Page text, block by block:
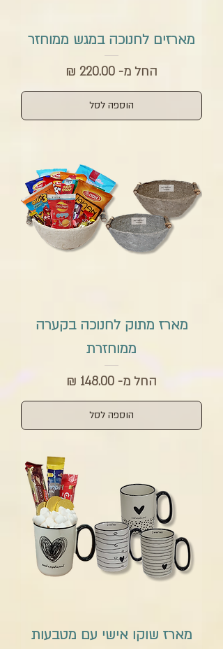
מארזים לחנוכה במגש ממוחזר
החל מ-
מחיר מבצע
הוספה לסל
מארז מתוק לחנוכה בקערה
ממוחזרת
החל מ-
מחיר מבצע
הוספה לסל
מארז שוקו אישי עם מטבעות